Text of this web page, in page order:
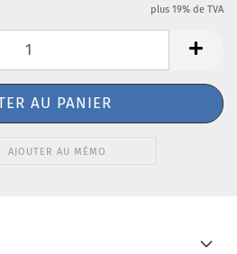
plus 19% de TVA
AJOUTER AU MÉMO